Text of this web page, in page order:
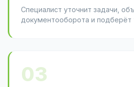
Специалист уточнит задачи,
документооборота и подберёт
03